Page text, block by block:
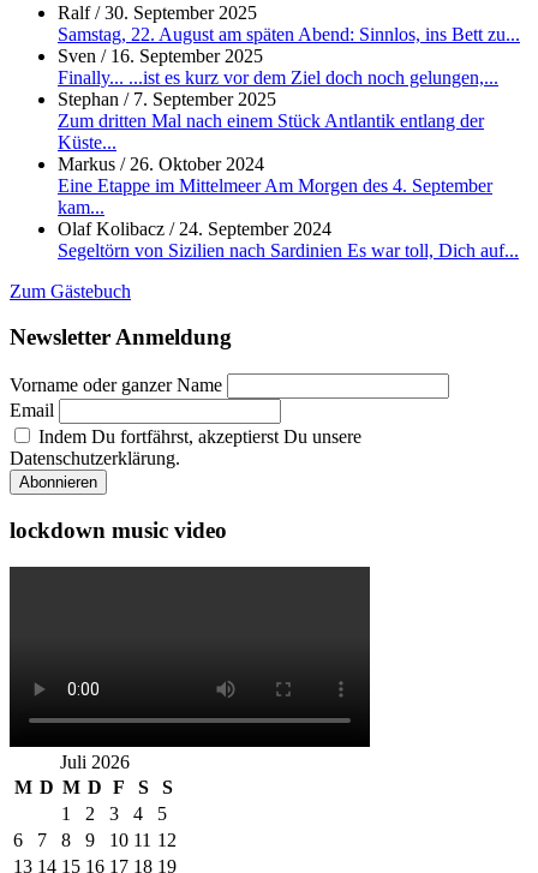
Ralf/30. September 2025
Samstag, 22. August am späten Abend: Sinnlos, ins Bett zu...
Sven / 16. September 2025
Finally... ...ist es kurz vor dem Ziel doch noch gelungen,...
Stephan / 7. September 2025
Zum dritten Mal nach einem Stück Antlantik entlang der
Küste...
Markus / 26. Oktober 2024
Eine Etappe im Mittelmeer Am Morgen des 4. September
kam...
Olaf Kolibacz / 24. September 2024
Segeltörn von Sizilien nach Sardinien Es war toll, Dich auf...
Zum Gästebuch
Newsletter Anmeldung
Vorname oder ganzer Name
Email
Indem Du fortfährst, akzeptierst Du unsere
Datenschutzerklärung.
lockdown music video
Juli 2026
M D M D F S
S
1
2 3 4
5
6
7 8 9 10 11 12
13 14 15 16 17 18 19